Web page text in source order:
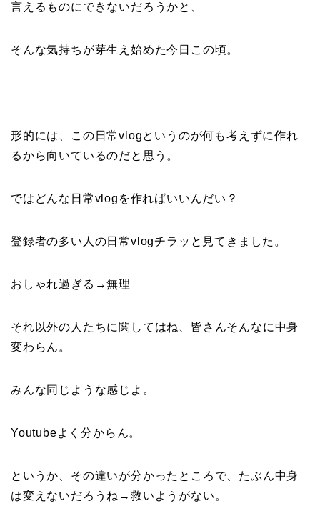
言えるものにできないだろうかと、
そんな気持ちが芽生え始めた今日この頃。
形的には、この日常vlogというのが何も考えずに作れ
るから向いているのだと思う。
ではどんな日常vlogを作ればいいんだい？
登録者の多い人の日常vlogチラッと見てきました。
おしゃれ過ぎる→無理
それ以外の人たちに関してはね、皆さんそんなに中身
変わらん。
みんな同じような感じよ。
Youtubeよく分からん。
というか、その違いが分かったところで、たぶん中身
は変えないだろうね→救いようがない。